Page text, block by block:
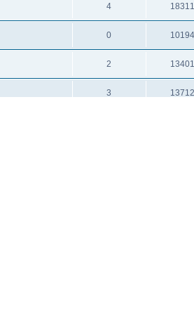
4 18311
0 10194
2 13401
3 13712